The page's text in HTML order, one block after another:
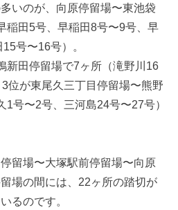
いのが、向原停留場〜東池袋
稲田5号、早稲田8号〜9号、早
号〜16号）。
新田停留場で7ヶ所（滝野川16
位が東尾久三丁目停留場〜熊野
号〜2号、三河島24号〜27号）
留場〜大塚駅前停留場〜向原
場の間には、22ヶ所の踏切が
るのです。